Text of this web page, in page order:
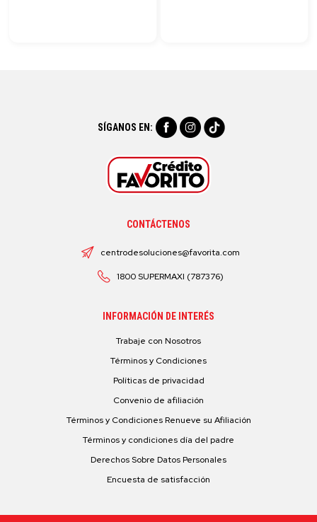
SÍGANOS EN:
CONTÁCTENOS
centrodesoluciones@favorita.com
1800 SUPERMAXI (787376)
INFORMACIÓN DE INTERÉS
Trabaje con Nosotros
Términos y Condiciones
Políticas de privacidad
Convenio de afiliación
Términos y Condiciones Renueve su Afiliación
Términos y condiciones día del padre
Derechos Sobre Datos Personales
Encuesta de satisfacción